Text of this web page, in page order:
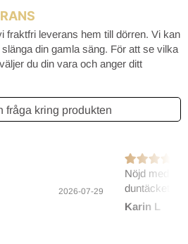
2026-07-29
Nöjd med
duntäcket.
Karin L
fraktfri leverans hem till dörren. Vi kan
din gamla säng. För att se vilka
du din vara och anger ditt
fråga kring produkten